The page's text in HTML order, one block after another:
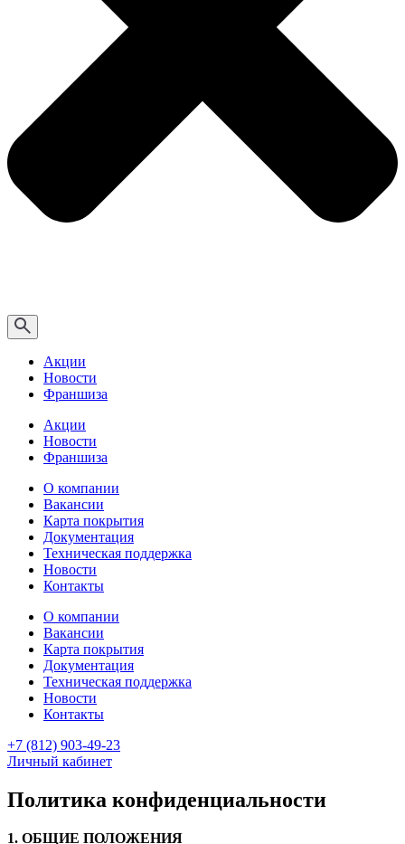
Акции
Новости
Франшиза
Акции
Новости
Франшиза
О компании
Вакансии
Карта покрытия
Документация
Техническая поддержка
Новости
Контакты
О компании
Вакансии
Карта покрытия
Документация
Техническая поддержка
Новости
Контакты
+7 (812) 903-49-23
Личный кабинет
Политика конфиденциальности
1. ОБЩИЕ ПОЛОЖЕНИЯ